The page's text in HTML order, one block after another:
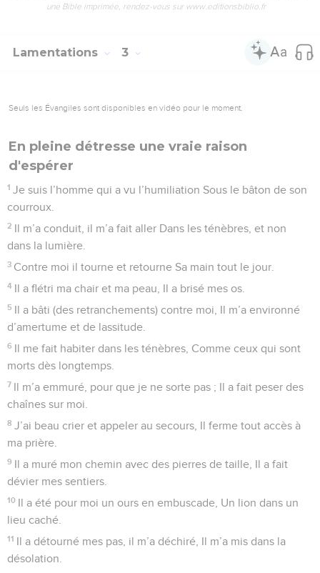
une Bible imprimée, rendez-vous sur www.editionsbiblio.fr
Lamentations 3
Seuls les Évangiles sont disponibles en vidéo pour le moment.
En pleine détresse une vraie raison
d'espérer
1 Je suis l’homme qui a vu l’humiliation Sous le bâton de son
courroux.
2 Il m’a conduit, il m’a fait aller Dans les ténèbres, et non
dans la lumière.
3 Contre moi il tourne et retourne Sa main tout le jour.
4 Il a flétri ma chair et ma peau, Il a brisé mes os.
5 Il a bâti (des retranchements) contre moi, Il m’a environné
d’amertume et de lassitude.
6 Il me fait habiter dans les ténèbres, Comme ceux qui sont
morts dès longtemps.
7 Il m’a emmuré, pour que je ne sorte pas ; Il a fait peser des
chaînes sur moi.
8 J’ai beau crier et appeler au secours, Il ferme tout accès à
ma prière.
9 Il a muré mon chemin avec des pierres de taille, Il a fait
dévier mes sentiers.
10 Il a été pour moi un ours en embuscade, Un lion dans un
lieu caché.
11 Il a détourné mes pas, il m’a déchiré, Il m’a mis dans la
désolation.